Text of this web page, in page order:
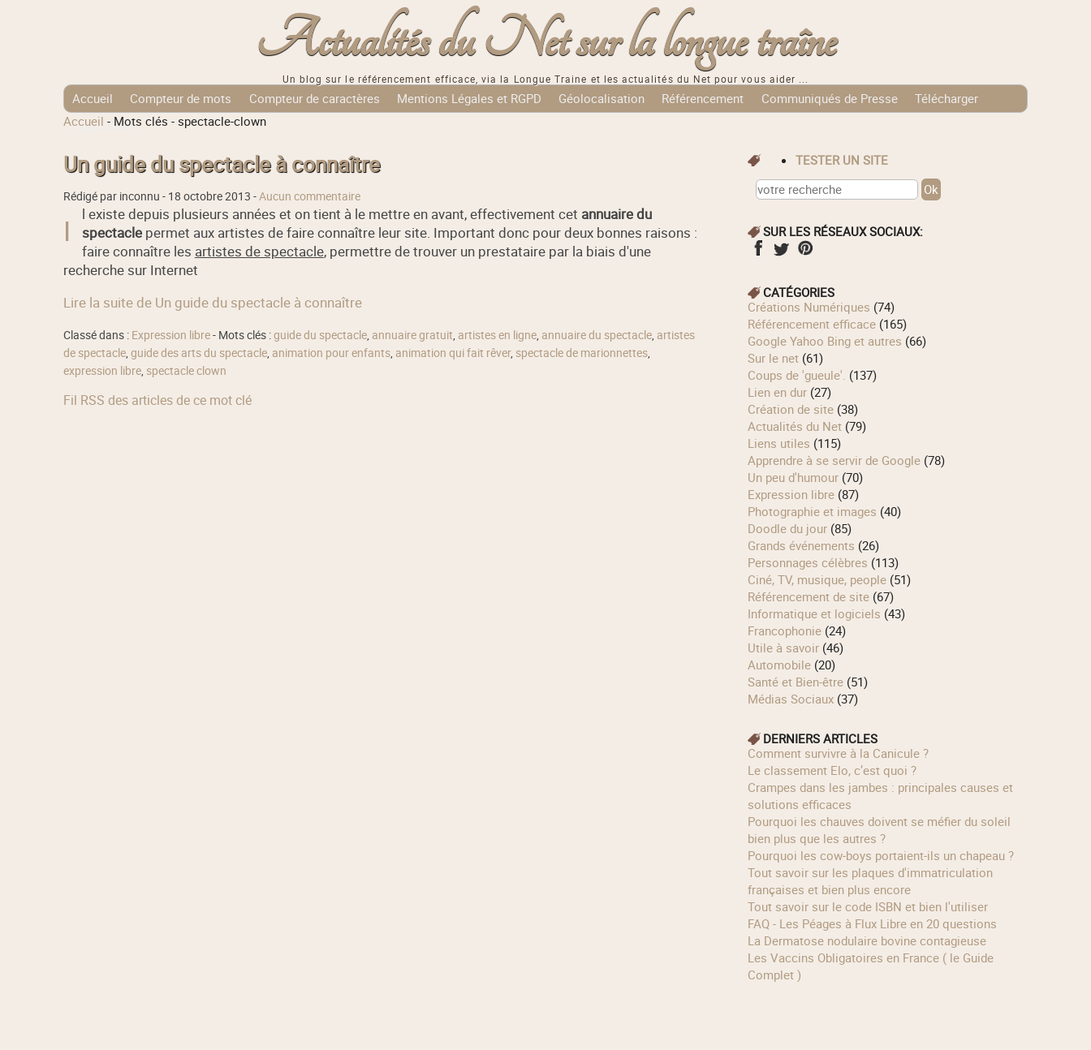
Actualités du Net sur la longue traîne
Un blog sur le référencement efficace, via la Longue Traine et les actualités du Net pour vous aider ...
Accueil Compteur de mots Compteur de caractères Mentions Légales et RGPD Géolocalisation Référencement Communiqués de Presse
Télécharger
Tags Cloud
Accueil - Mots clés - spectacle-clown
Un guide du spectacle à connaître
Rédigé par inconnu - 18 octobre 2013 -Aucun commentaire
I l existe depuis plusieurs années et on tient à le mettre en avant, effectivement cet annuaire du
spectaclepermet aux artistes de faire connaître leur site. Important donc pour deux bonnes raisons :
faire connaître les artistes de spectacle, permettre de trouver un prestataire par la biais d'une
recherche sur Internet
Lire la suite de Un guide du spectacle à connaître
Classé dans : Expression libre- Mots clés :guide du spectacle, annuaire gratuit, artistes en ligne, annuaire du spectacle, artistes
de spectacle, guide des arts du spectacle, animation pour enfants, animation qui fait rêver, spectacle de marionnettes,
expression libre, spectacle clown
Fil RSS des articles de ce mot clé
TESTER UN SITE
SUR LES RÉSEAUX SOCIAUX:
CATÉGORIES
Créations Numériques (74)
Référencement efficace(165)
Google Yahoo Bing et autres (66)
Sur le net(61)
Coups de 'gueule'. (137)
Lien en dur(27)
Création de site(38)
Actualités du Net(79)
Liens utiles (115)
Apprendre à se servir de Google(78)
Un peu d'humour(70)
Expression libre(87)
Photographie et images (40)
Doodle du jour(85)
Grands événements (26)
Personnages célèbres (113)
Ciné, TV, musique, people(51)
Référencement de site(67)
Informatique et logiciels (43)
Francophonie(24)
Utile à savoir(46)
Automobile(20)
Santé et Bien-être(51)
Médias Sociaux(37)
DERNIERS ARTICLES
Comment survivre à la Canicule ?
Le classement Elo, c’est quoi ?
Crampes dans les jambes : principales causes et
solutions efficaces
Pourquoi les chauves doivent se méfier du soleil
bien plus que les autres ?
Pourquoi les cow‑boys portaient‑ils un chapeau ?
Tout savoir sur les plaques d'immatriculation
françaises et bien plus encore
Tout savoir sur le code ISBN et bien l'utiliser
FAQ - Les Péages à Flux Libre en 20 questions
La Dermatose nodulaire bovine contagieuse
Les Vaccins Obligatoires en France ( le Guide
Complet )